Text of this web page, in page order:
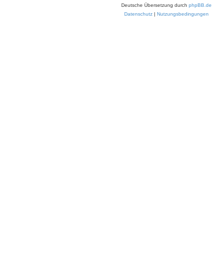
Deutsche Übersetzung durch phpBB.de
Datenschutz
Nutzungsbedingungen